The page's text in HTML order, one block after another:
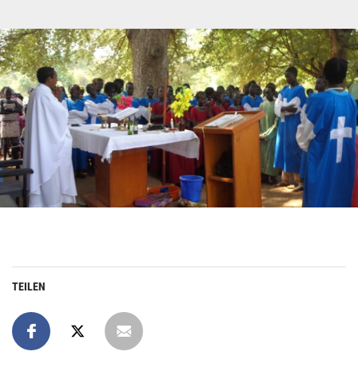
TEILEN